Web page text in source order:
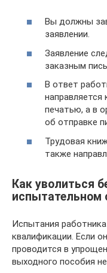
Вы должны
заявлении.
Заявление
заказным
В ответ
направляется
печатью, а в
об отправке
Трудовая
также
Как уволиться
испытательном
Испытания
квалификации. Если
проводится в
выходного пособия